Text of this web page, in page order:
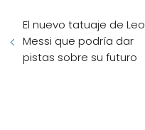
El nuevo tatuaje de Leo
Messi que podría dar
pistas sobre su futuro